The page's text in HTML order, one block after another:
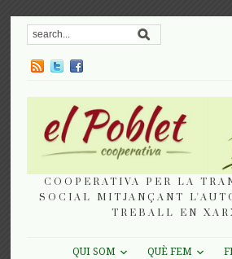
COOPERATIVA PER LA
SOCIAL MITJANÇANT
TREBALL EN
QUI SOM QUÈ FEM